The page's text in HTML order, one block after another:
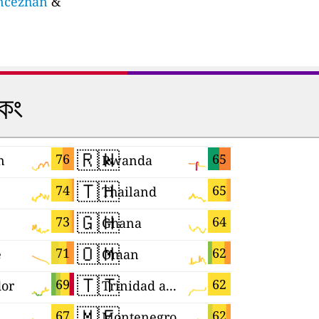
76
74
73
71
69
67
🇷🇼 65
Rwanda
🇹🇭 65
Thailand
🇬🇭 64
Ghana
🇴🇲 62
Oman
🇹🇹 62
Trinidad and Tobago
62